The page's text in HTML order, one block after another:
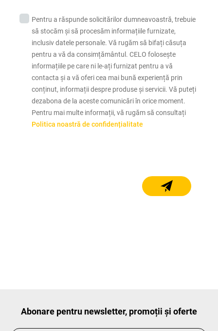
Pentru a răspunde solicitărilor dumneavoastră, trebuie
să stocăm și să procesăm informațiile furnizate,
inclusiv datele personale. Vă rugăm să bifați căsuța
pentru a vă da consimțământul. CELO folosește
informațiile pe care ni le-ați furnizat pentru a vă
contacta și a vă oferi cea mai bună experiență prin
conținut, informații despre produse și servicii. Vă puteți
dezabona de la aceste comunicări în orice moment.
Pentru mai multe informații, vă rugăm să consultați
Politica noastră de confidențialitate
Abonare pentru newsletter, promoții și oferte